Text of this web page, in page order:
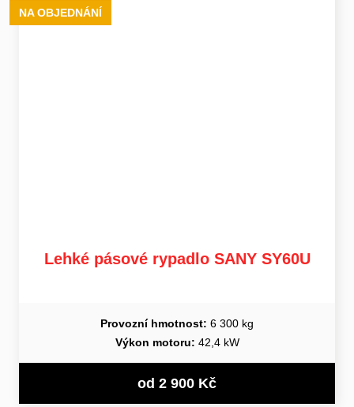
NA OBJEDNÁNÍ
Lehké pásové rypadlo SANY SY60U
Provozní hmotnost: 6 300 kg
Výkon motoru: 42,4 kW
od 2 900 Kč